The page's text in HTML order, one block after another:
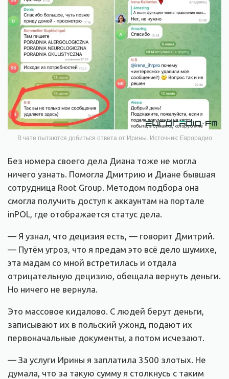
В чате пытаются добиться ответа от Ирины. Источник: Еврорадио
Без номера своего дела Диана тоже не могла
ничего узнать. Помогла Дмитрию и Диане бывшая
сотрудница Root Group. Методом подбора она
смогла получить доступ к аккаунтам на портале
inPOL, где отображается статус дела.
— Я узнал, что децизия есть, — говорит Дмитрий.
— Путём угроз, что я предам это всё дело шумихе,
эта мадам со мной встретилась и отдала
отрицательную децизию, обещала вернуть деньги.
Но ничего не вернула.
Это массовое кидалово. С людей берут деньги,
записывают их в польский ужонд, подают их
первоначальные документы, а потом исчезают.
— За услуги Ирины я заплатила 3500 злотых. Не
думала, что за такую сумму я столкнусь с таким